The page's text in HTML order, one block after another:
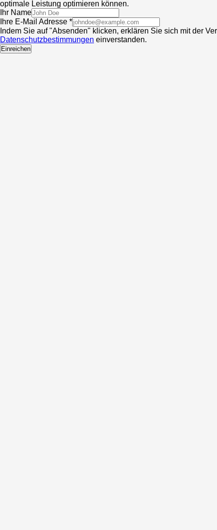
optimale Leistung optimieren können.
Ihr Name
Ihre E-Mail Adresse *
Indem Sie auf "Absenden" klicken, erklären Sie sich mit der
Datenschutzbestimmungen einverstanden.